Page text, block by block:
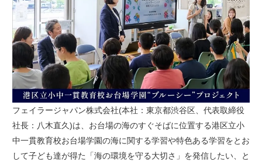
フェイラージャパン株式会社(本社：東京都渋谷区、代表取締役
社長：八木直久)は、お台場の海のすぐそばに位置する港区立小
中一貫教育校お台場学園の海に関する学習や特色ある学習をとお
して子ども達が得た「海の環境を守る大切さ」を発信したい、と